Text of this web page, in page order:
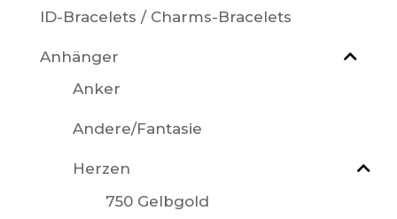
ID-Bracelets / Charms-Bracelets
Anhänger
Anker
Andere/Fantasie
Herzen
750 Gelbgold